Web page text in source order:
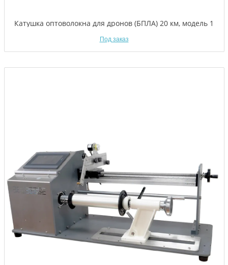
Катушка оптоволокна для дронов (БПЛА) 20 км, модель 1
Под заказ